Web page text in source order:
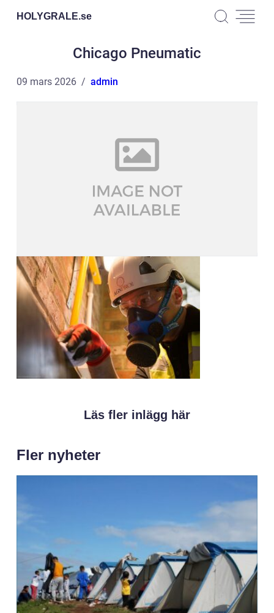
HOLYGRALE.se
Chicago Pneumatic
09 mars 2026 admin
Läs fler inlägg här
Fler nyheter